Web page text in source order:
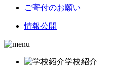
ご寄付のお願い
情報公開
学校紹介